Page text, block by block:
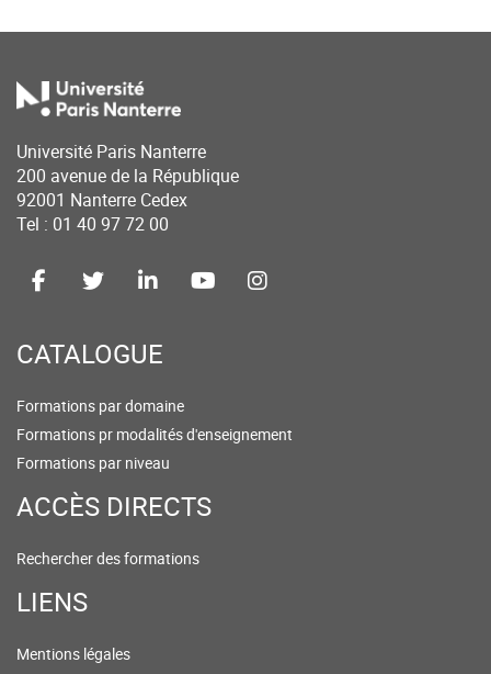
Université Paris Nanterre
200 avenue de la République
92001 Nanterre Cedex
Tel : 01 40 97 72 00
CATALOGUE
Formations par domaine
Formations pr modalités d'enseignement
Formations par niveau
ACCÈS DIRECTS
Rechercher des formations
LIENS
Mentions légales